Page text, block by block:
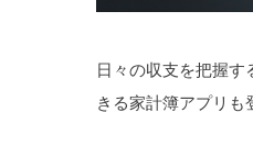
日々の収支を把握
きる家計簿アプリも